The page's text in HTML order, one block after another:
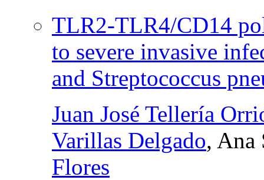
TLR2-TLR4/CD14
to severe invasive
and Streptococcus
Juan José Tellería
Varillas Delgado, Ana
Flores